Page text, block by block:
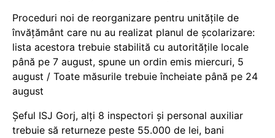
Proceduri noi de reorganizare pentru unitățile de
învățământ care nu au realizat planul de școlarizare:
lista acestora trebuie stabilită cu autoritățile locale
până pe 7 august, spune un ordin emis miercuri, 5
august / Toate măsurile trebuie încheiate până pe 24
august
Șeful ISJ Gorj, alți 8 inspectori și personal auxiliar
trebuie să returneze peste 55.000 de lei, bani